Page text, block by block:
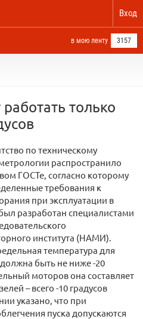
Вход
в мою ленту 3157
только
по техническому
распространило
ГОСТе, согласно которому
требования к
при эксплуатации в
разработан специалистами
института (НАМИ).
температура для
быть не ниже -20
моторов она составляет
– всего -10 градусов
указано, что при
пуска допускаются